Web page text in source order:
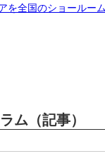
を全国のショールー
ム（記事）